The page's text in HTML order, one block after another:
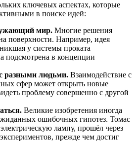
ключевых аспектах, которые
в поиске идей:
мир. Многие решения
поверхности. Например, идея
у системы проката
подсмотрена в концепции
разными людьми. Взаимодействие с
сфер может открыть новые
проблему совершенно с другой
Великие изобретения иногда
ошибочных гипотез. Томас
лампу, прошёл через
прежде чем достиг